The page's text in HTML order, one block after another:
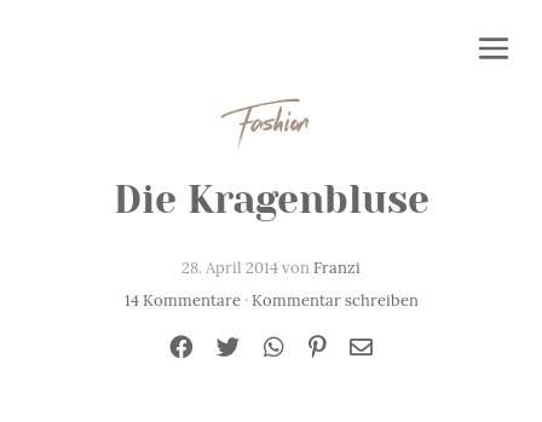
Fashion
Die Kragenbluse
28. April 2014 vonFranzi
14 Kommentare· Kommentar schreiben